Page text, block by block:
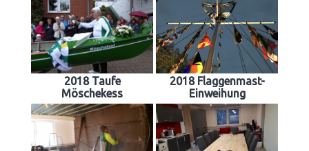
2018 Taufe
Möschekess
2018 Flaggenmast-
Einweihung